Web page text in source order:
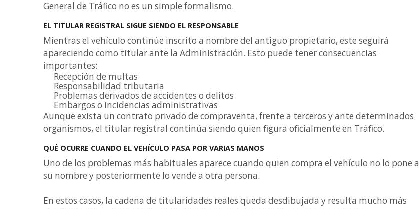
General de Tráfico no es un simple formalismo.
EL TITULAR REGISTRAL SIGUE SIENDO EL RESPONSABLE
Mientras el vehículo continúe inscrito a nombre del antiguo propietario, este seguirá
apareciendo como titular ante la Administración. Esto puede tener consecuencias
importantes:
Recepción de multas
Responsabilidad tributaria
Problemas derivados de accidentes o delitos
Embargos o incidencias administrativas
Aunque exista un contrato privado de compraventa, frente a terceros y ante determinados
organismos, el titular registral continúa siendo quien figura oficialmente en Tráfico.
QUÉ OCURRE CUANDO EL VEHÍCULO PASA POR VARIAS MANOS
Uno de los problemas más habituales aparece cuando quien compra el vehículo no lo pone a
su nombre y posteriormente lo vende a otra persona.
En estos casos, la cadena de titularidades reales queda desdibujada y resulta mucho más